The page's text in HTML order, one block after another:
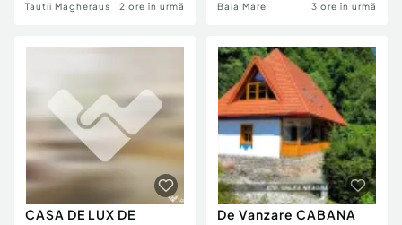
Tautii Magheraus 2 ore în urmă Baia Mare 3 ore în urmă
CASA DE LUX DE
De Vanzare CABANA